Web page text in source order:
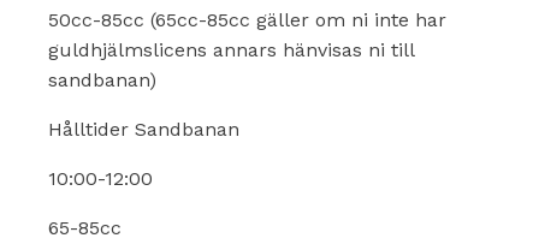
50cc-85cc (65cc-85cc gäller om ni inte har
guldhjälmslicens annars hänvisas ni till
sandbanan)
Hålltider Sandbanan
10:00-12:00
65-85cc